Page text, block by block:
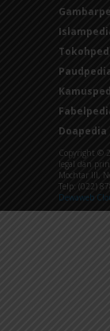
Doapedia
Copyright ©
legal dan
Mochtar III,
Telp: (022)
Dewaweb